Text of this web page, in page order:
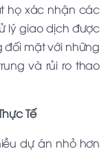
họ xác nhận các
lý giao dịch được
đối mặt với những
và rủi ro thao
Tế
dự án nhỏ hơn